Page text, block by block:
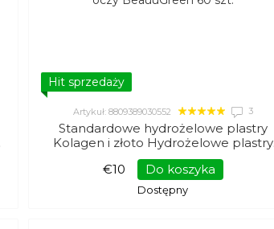
Hit sprzedaży
Artykuł: 8809389030552 3
Standardowe hydrożelowe plastry
Kolagen i złoto Hydrożelowe plastry
pod oczy BeauuGreen 60 szt.
€10 Do koszyka
Dostępny